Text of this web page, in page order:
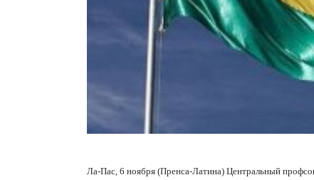
Ла-Пас, 6 ноября (Пренса-Латина) Центральный